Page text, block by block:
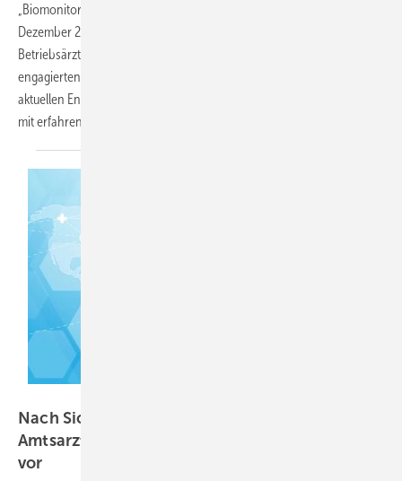
„Biomonitoring in der Praxis“ fort. Der 11. Workshop findet am 4.
Dezember 2024 am Standort in Berlin statt. Er bietet interessierten
Betriebsärztinnen und Betriebsärzten und anderen im Arbeitsschutz
engagierten Kolleginnen und Kollegen die Möglichkeit, sich auf dem
aktuellen Entwicklungsstand über Biomonitoring zu informieren und
mit erfahrenen Fachleuten zu
Nach Sichtungen in Vorjahren: Berliner
Amtsarzt bereitet Monitoring von Tigermücke
vor